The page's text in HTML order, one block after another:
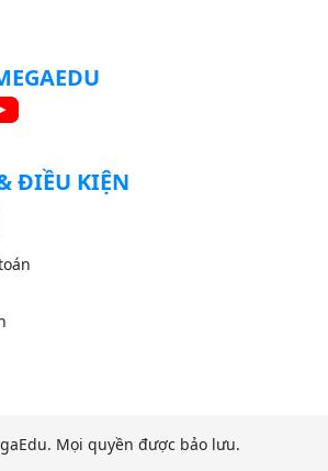
ĐIỀU KIỆN
Mọi quyền được bảo lưu.